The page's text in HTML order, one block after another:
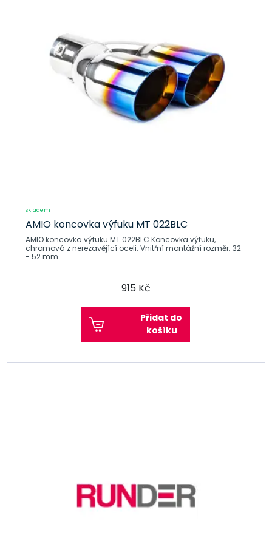
skladem
AMIO koncovka výfuku MT 022BLC
AMIO koncovka výfuku MT 022BLC Koncovka výfuku,
chromová z nerezavějící oceli. Vnitřní montážní rozměr: 32
- 52 mm
915 Kč
Přidat do
košíku